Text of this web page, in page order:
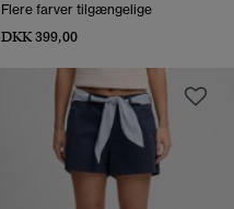
Flere farver tilgængelige
DKK 399,00